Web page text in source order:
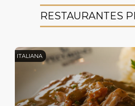
RESTAURANTES
ITALIANA